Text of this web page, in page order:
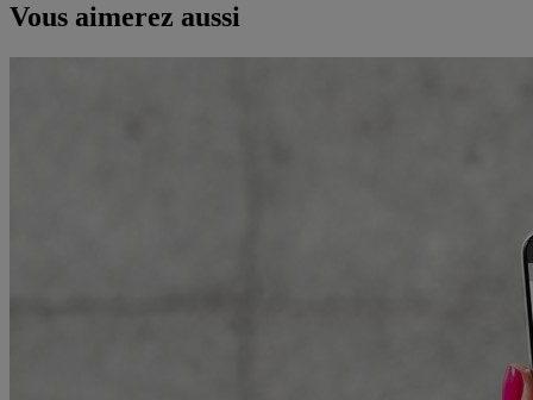
Vous aimerez aussi